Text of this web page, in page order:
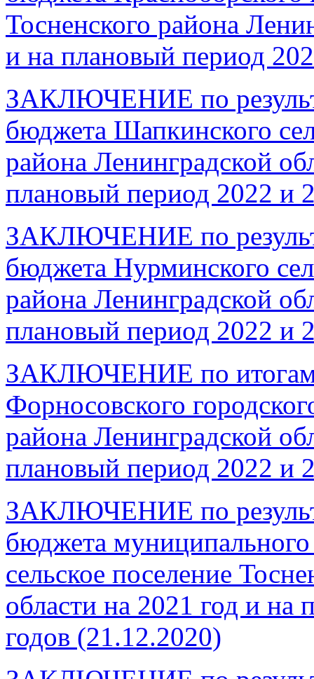
Тосненского района
и на плановый период
ЗАКЛЮЧЕНИЕ по
бюджета Шапкинского
района Ленинградской
плановый период 2022 и
ЗАКЛЮЧЕНИЕ по
бюджета Нурминского
района Ленинградской
плановый период 2022 и
ЗАКЛЮЧЕНИЕ по итогам
Форносовского
района Ленинградской
плановый период 2022 и
ЗАКЛЮЧЕНИЕ по
бюджета муниципального
сельское поселение
области на 2021 год и
годов (21.12.2020)